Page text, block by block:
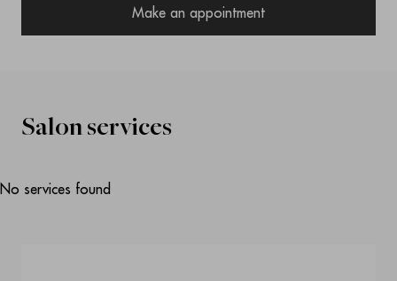
Salon services
No services found
Make an appointment